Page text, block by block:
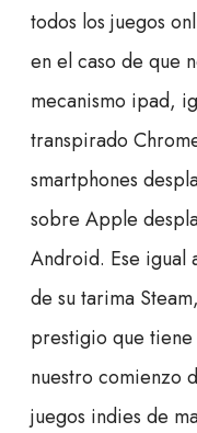
todos los juegos
en el caso de que
mecanismo ipad,
transpirado
smartphones
sobre Apple
Android. Ese igual
de su tarima
prestigio que
nuestro comienzo
juegos indies de